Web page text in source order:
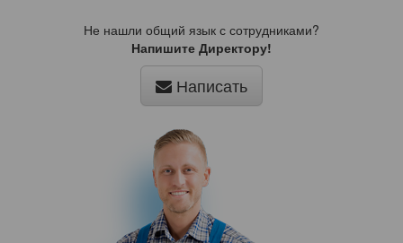
Не нашли общий язык с сотрудниками?
Напишите Директору!
Написать